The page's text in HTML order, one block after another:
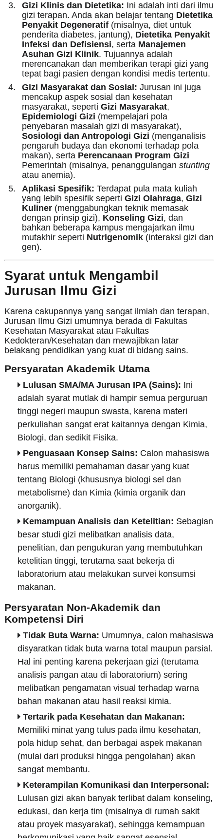
Gizi Klinis dan Dietetika: Ini adalah inti dari ilmu
gizi terapan. Anda akan belajar tentang Dietetika
Penyakit Degeneratif(misalnya, diet untuk
penderita diabetes, jantung), Dietetika Penyakit
Infeksi dan Defisiensi, serta Manajemen
Asuhan Gizi Klinik. Tujuannya adalah
merencanakan dan memberikan terapi gizi yang
tepat bagi pasien dengan kondisi medis tertentu.
Gizi Masyarakat dan Sosial: Jurusan ini juga
mencakup aspek sosial dan kesehatan
masyarakat, seperti Gizi Masyarakat,
Epidemiologi Gizi (mempelajari pola
penyebaran masalah gizi di masyarakat),
Sosiologi dan Antropologi Gizi (menganalisis
pengaruh budaya dan ekonomi terhadap pola
makan), serta Perencanaan Program Gizi
Pemerintah (misalnya, penanggulangan stunting
atau anemia).
Aplikasi Spesifik: Terdapat pula mata kuliah
yang lebih spesifik seperti Gizi Olahraga, Gizi
Kuliner(menggabungkan teknik memasak
dengan prinsip gizi), Konseling Gizi, dan
bahkan beberapa kampus mengajarkan ilmu
mutakhir seperti Nutrigenomik(interaksi gizi dan
gen).
Syarat untuk Mengambil
Jurusan Ilmu Gizi
Karena cakupannya yang sangat ilmiah dan terapan,
Jurusan Ilmu Gizi umumnya berada di Fakultas
Kesehatan Masyarakat atau Fakultas
Kedokteran/Kesehatan dan mewajibkan latar
belakang pendidikan yang kuat di bidang sains.
Persyaratan Akademik Utama
Lulusan SMA/MA Jurusan IPA (Sains): Ini
adalah syarat mutlak di hampir semua perguruan
tinggi negeri maupun swasta, karena materi
perkuliahan sangat erat kaitannya dengan Kimia,
Biologi, dan sedikit Fisika.
Penguasaan Konsep Sains: Calon mahasiswa
harus memiliki pemahaman dasar yang kuat
tentang Biologi (khususnya biologi sel dan
metabolisme) dan Kimia (kimia organik dan
anorganik).
Kemampuan Analisis dan Ketelitian: Sebagian
besar studi gizi melibatkan analisis data,
penelitian, dan pengukuran yang membutuhkan
ketelitian tinggi, terutama saat bekerja di
laboratorium atau melakukan survei konsumsi
makanan.
Persyaratan Non-Akademik dan
Kompetensi Diri
Tidak Buta Warna: Umumnya, calon mahasiswa
disyaratkan tidak buta warna total maupun parsial.
Hal ini penting karena pekerjaan gizi (terutama
analisis pangan atau di laboratorium) sering
melibatkan pengamatan visual terhadap warna
bahan makanan atau hasil reaksi kimia.
Tertarik pada Kesehatan dan Makanan:
Memiliki minat yang tulus pada ilmu kesehatan,
pola hidup sehat, dan berbagai aspek makanan
(mulai dari produksi hingga pengolahan) akan
sangat membantu.
Keterampilan Komunikasi dan Interpersonal:
Lulusan gizi akan banyak terlibat dalam konseling,
edukasi, dan kerja tim (misalnya di rumah sakit
atau proyek masyarakat), sehingga kemampuan